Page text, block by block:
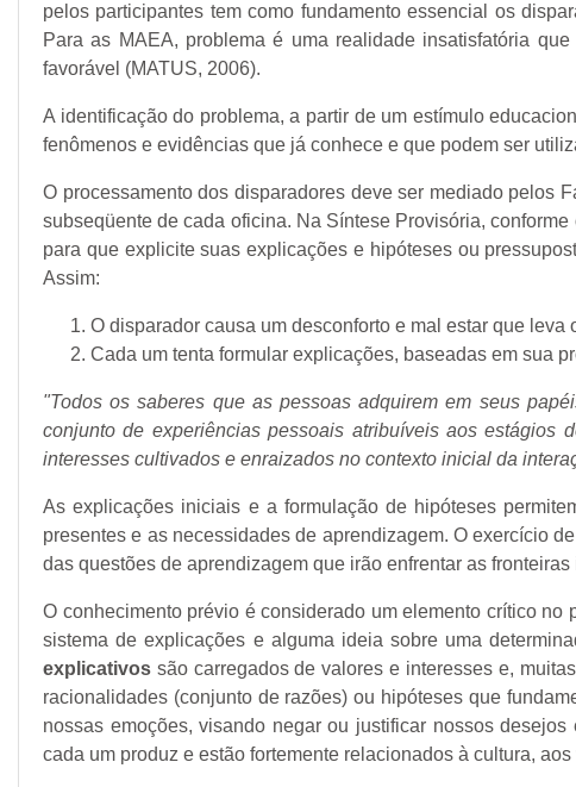
pelos participantes tem como fundamento essencial os
Para as MAEA, problema é uma realidade insatisfatória
favorável (MATUS, 2006).
A identificação do problema, a partir de um estímulo
fenômenos e evidências que já conhece e que podem ser
O processamento dos disparadores deve ser mediado pelos
subseqüente de cada oficina. Na Síntese Provisória,
para que explicite suas explicações e hipóteses ou
Assim:
O disparador causa um desconforto e mal estar que
Cada um tenta formular explicações, baseadas em sua
"Todos os saberes que as pessoas adquirem em seus
conjunto de experiências pessoais atribuíveis aos estágios
interesses cultivados e enraizados no contexto inicial da
As explicações iniciais e a formulação de hipóteses
presentes e as necessidades de aprendizagem. O exercício
das questões de aprendizagem que irão enfrentar as fronteiras
O conhecimento prévio é considerado um elemento crítico
sistema de explicações e alguma ideia sobre uma
explicativos são carregados de valores e interesses e,
racionalidades (conjunto de razões) ou hipóteses que
nossas emoções, visando negar ou justificar nossos
cada um produz e estão fortemente relacionados à cultura,